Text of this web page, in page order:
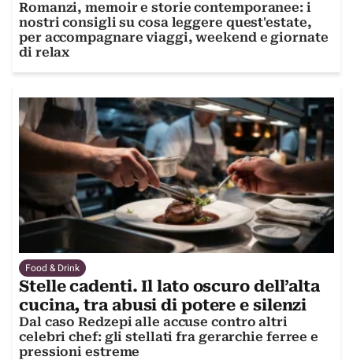
Romanzi, memoir e storie contemporanee: i
nostri consigli su cosa leggere quest'estate,
per accompagnare viaggi, weekend e giornate
di relax
Food & Drink
Stelle cadenti. Il lato oscuro dell’alta
cucina, tra abusi di potere e silenzi
Dal caso Redzepi alle accuse contro altri
celebri chef: gli stellati fra gerarchie ferree e
pressioni estreme